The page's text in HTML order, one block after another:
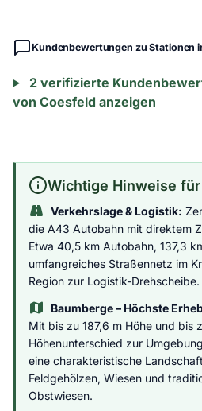
Kundenbewertungen zu Stationen
2 verifizierte
von Coesfeld anzeigen
Wichtige Hinweise
Verkehrslage & Logistik:
die A43 Autobahn mit direktem
Etwa 40,5 km Autobahn, 137,3
umfangreiches Straßennetz im
Region zur Logistik-Drehscheibe.
Baumberge – Höchste
Mit bis zu 187,6 m Höhe und bis
Höhenunterschied zur
eine charakteristische
Feldgehölzen, Wiesen und
Obstwiesen.